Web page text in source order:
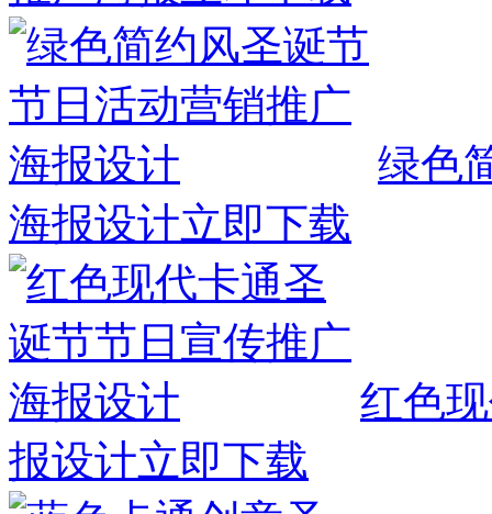
绿色
海报设计立即下载
红色
报设计立即下载